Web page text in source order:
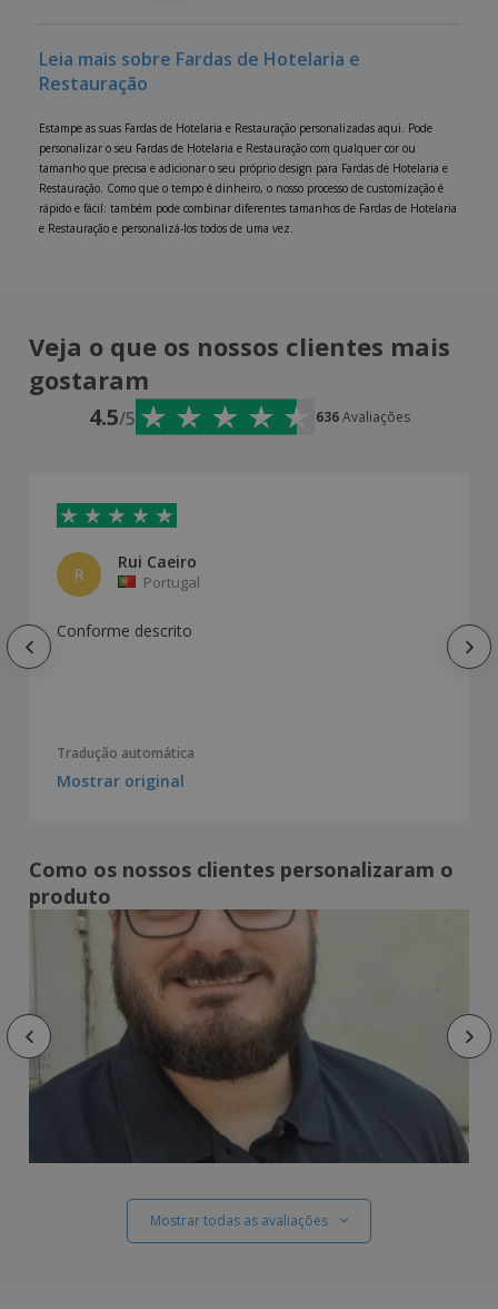
Leia mais sobre Fardas de Hotelaria e
Restauração
Estampe as suas Fardas de Hotelaria e Restauração personalizadas aqui. Pode
personalizar o seu Fardas de Hotelaria e Restauração com qualquer cor ou
tamanho que precisa e adicionar o seu próprio design para Fardas de Hotelaria e
Restauração. Como que o tempo é dinheiro, o nosso processo de customização é
rápido e fácil: também pode combinar diferentes tamanhos de Fardas de Hotelaria
e Restauração e personalizá-los todos de uma vez.
Veja o que os nossos clientes mais
gostaram
4.5/5 636 Avaliações
R
Rui Caeiro
Portugal
Conforme descrito
Tradução automática
Mostrar original
Como os nossos clientes personalizaram o
produto
Mostrar todas as avaliações